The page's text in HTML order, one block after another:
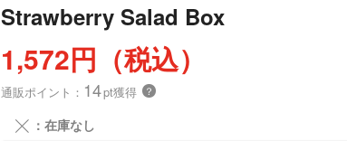
Strawberry Salad Box
1,572円（税込）
通販ポイント： 14pt獲得 ？
╳ ：在庫なし